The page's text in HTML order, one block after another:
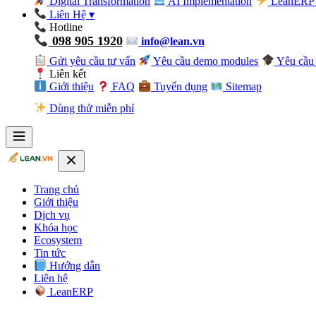
Liên Hệ▾
Hotline
098 905 1920
info@lean.vn
Gửi yêu cầu tư vấn
Yêu cầu demo modules
Yêu cầu
Liên kết
Giới thiệu
FAQ Tuyển dụng
Sitemap
Dùng thử miễn phí
Trang chủ
Giới thiệu
Dịch vụ
Khóa học
Ecosystem
Tin tức
Hướng dẫn
Liên hệ
LeanERP